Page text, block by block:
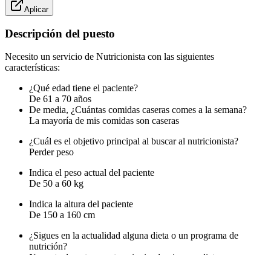
Aplicar
Descripción del puesto
Necesito un servicio de Nutricionista con las siguientes
características:
¿Qué edad tiene el paciente?
De 61 a 70 años
De media, ¿Cuántas comidas caseras comes a la semana?
La mayoría de mis comidas son caseras
¿Cuál es el objetivo principal al buscar al nutricionista?
Perder peso
Indica el peso actual del paciente
De 50 a 60 kg
Indica la altura del paciente
De 150 a 160 cm
¿Sigues en la actualidad alguna dieta o un programa de
nutrición?